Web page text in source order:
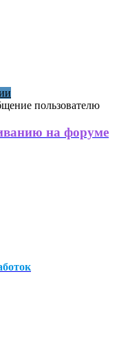
пользователю
на форуме